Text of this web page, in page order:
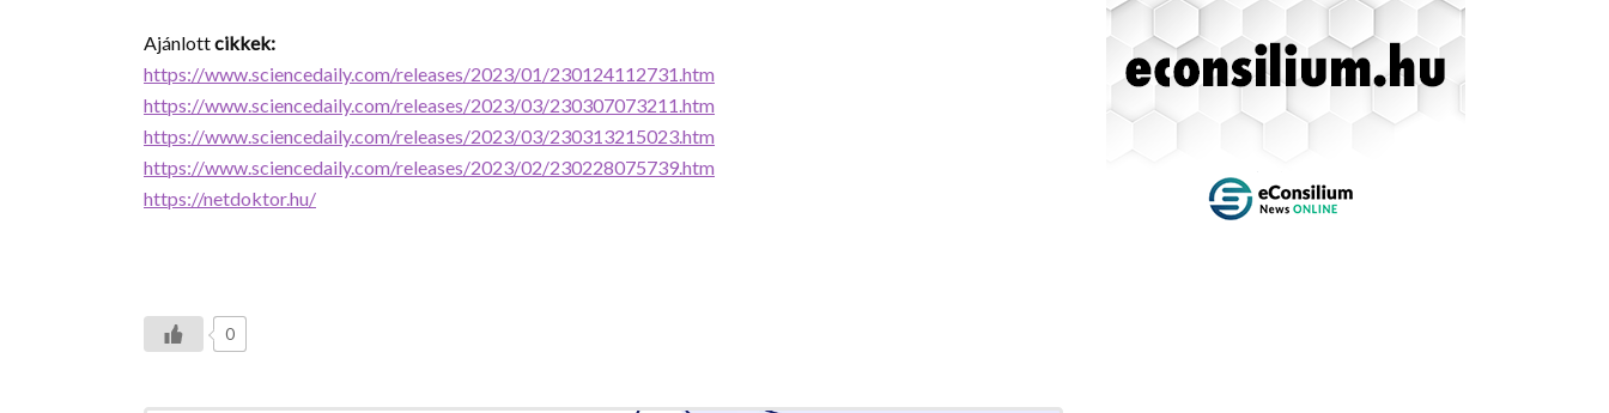
Ajánlottcikkek:
https://www.sciencedaily.com/releases/2023/01/230124112731.htm
https://www.sciencedaily.com/releases/2023/03/230307073211.htm
https://www.sciencedaily.com/releases/2023/03/230313215023.htm
https://www.sciencedaily.com/releases/2023/02/230228075739.htm
https://netdoktor.hu/
0